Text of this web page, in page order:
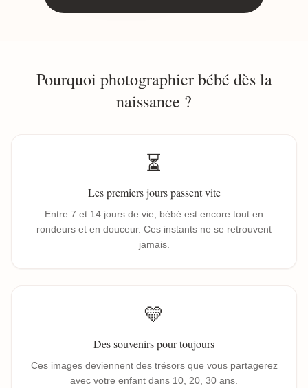
Pourquoi photographier bébé dès la
naissance ?
⏳
Les premiers jours passent vite
Entre 7 et 14 jours de vie, bébé est encore tout en
rondeurs et en douceur. Ces instants ne se retrouvent
jamais.
💛
Des souvenirs pour toujours
Ces images deviennent des trésors que vous partagerez
avec votre enfant dans 10, 20, 30 ans.